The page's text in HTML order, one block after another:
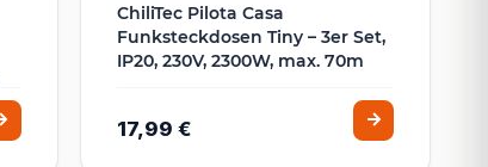
ChiliTec Pilota Casa
Funksteckdosen Tiny – 3er Set,
IP20, 230V, 2300W, max. 70m
17,99 €